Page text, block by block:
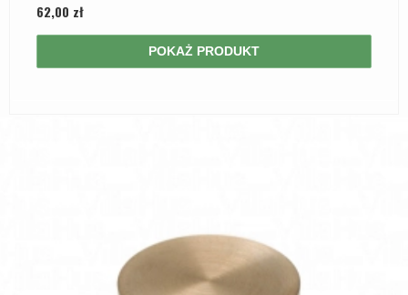
62,00 zł
POKAŻ PRODUKT